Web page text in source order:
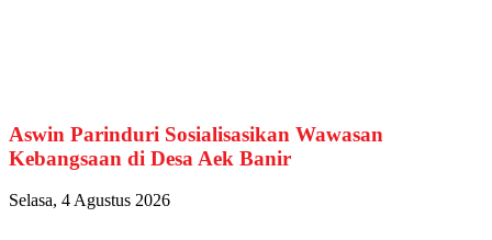
Aswin Parinduri Sosialisasikan Wawasan
Kebangsaan di Desa Aek Banir
Selasa, 4 Agustus 2026